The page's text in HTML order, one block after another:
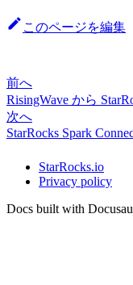
このページを編集
前へ
RisingWave から
次へ
StarRocks Spark
StarRocks.io
Privacy policy
Docs built with